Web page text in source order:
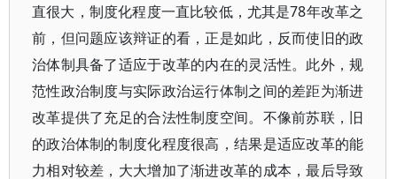
直很大，制度化程度一直比较低，尤其是78年改革之
前，但问题应该辩证的看，正是如此，反而使旧的政
治体制具备了适应于改革的内在的灵活性。此外，规
范性政治制度与实际政治运行体制之间的差距为渐进
改革提供了充足的合法性制度空间。不像前苏联，旧
的政治体制的制度化程度很高，结果是适应改革的能
力相对较差，大大增加了渐进改革的成本，最后导致